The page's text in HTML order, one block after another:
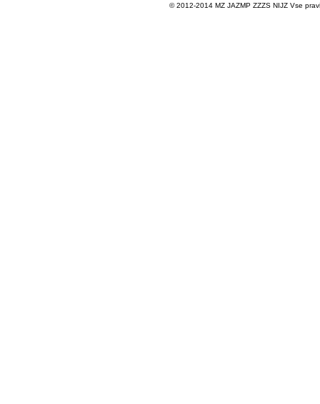
© 2012-2014 MZ JAZMP ZZZS NIJZ Vse